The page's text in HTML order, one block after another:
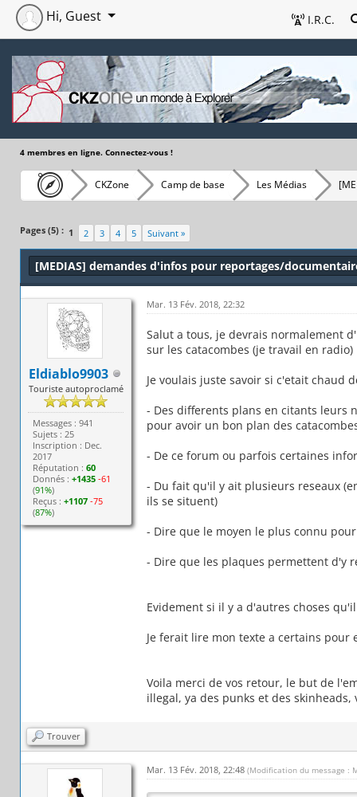
I.R.C.
Hi, Guest
4 membres en ligne. Connectez-vous !
CKZone Camp de base Les Médias
Pages (5) : 1 2 3 4 5 Suivant »
[MEDIAS] demandes d'infos pour reportages/
Eldiablo9903
Touriste autoproclamé
Messages : 941
Sujets : 25
Inscription : Dec.
2017
Réputation :60
Donnés :+1435 -61
(91%)
Reçus :+1107 -75
(87%)
Mar. 13 Fév. 2018, 22:32
Salut a tous, je devrais normalement
sur les catacombes (je travail en radio)
Je voulais juste savoir si c'etait chaud
- Des differents plans en citants leurs
pour avoir un bon plan des
- De ce forum ou parfois certaines
- Du fait qu'il y ait plusieurs reseaux
ils se situent)
- Dire que le moyen le plus connu
- Dire que les plaques permettent d'y
Evidement si il y a d'autres choses
Je ferait lire mon texte a certains
Voila merci de vos retour, le but de
illegal, ya des punks et des
Trouver
Mar. 13 Fév. 2018, 22:48 (Modification du message :